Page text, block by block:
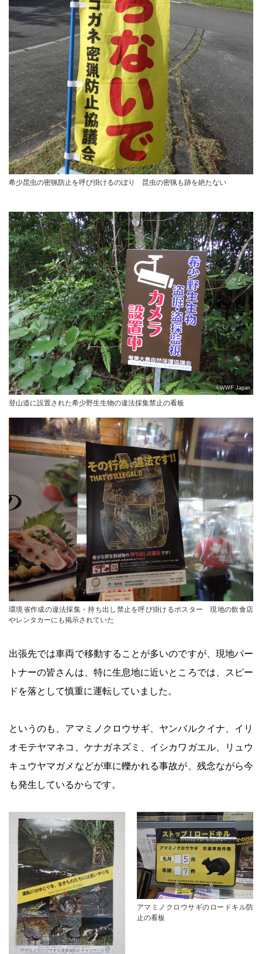
希少昆虫の密猟防止を呼び掛けるのぼり 昆虫の密猟も跡を絶たない
©WWF Japan
登山道に設置された希少野生生物の違法採集禁止の看板
環境省作成の違法採集・持ち出し禁止を呼び掛けるポスター 現地の飲食店
やレンタカーにも掲示されていた
出張先では車両で移動することが多いのですが、現地パー
トナーの皆さんは、特に生息地に近いところでは、スピー
ドを落として慎重に運転していました。
というのも、アマミノクロウサギ、ヤンバルクイナ、イリ
オモテヤマネコ、ケナガネズミ、イシカワガエル、リュウ
キュウヤマガメなどが車に轢かれる事故が、残念ながら今
も発生しているからです。
アマミノクロウサギのロードキル防
止の看板